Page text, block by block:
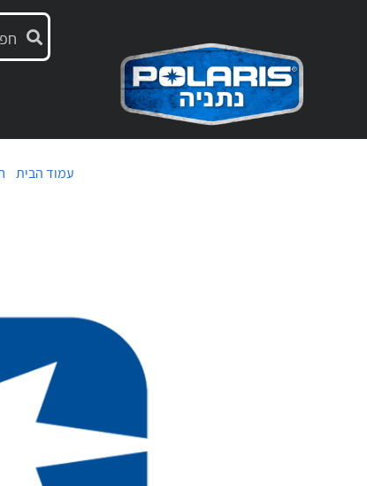
עמוד הבית